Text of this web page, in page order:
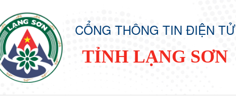
CỔNG THÔNG TIN ĐIỆN TỬ
TỈNH LẠNG SƠN